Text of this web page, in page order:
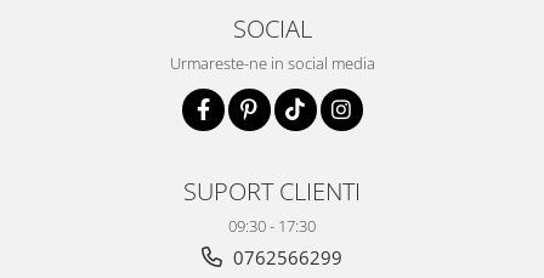
SOCIAL
Urmareste-ne in social media
SUPORT CLIENTI
09:30 - 17:30
0762566299